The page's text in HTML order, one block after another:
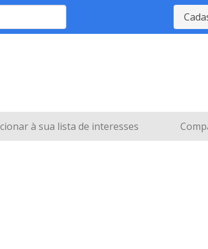
à sua lista de interesses